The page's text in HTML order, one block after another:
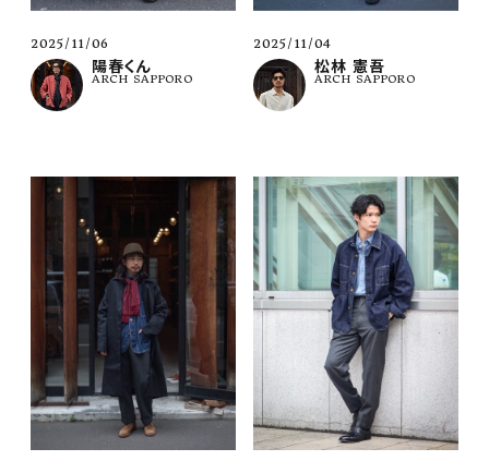
2025/11/06
陽春くん
ARCH SAPPORO
2025/11/04
松林 憲吾
ARCH SAPPORO